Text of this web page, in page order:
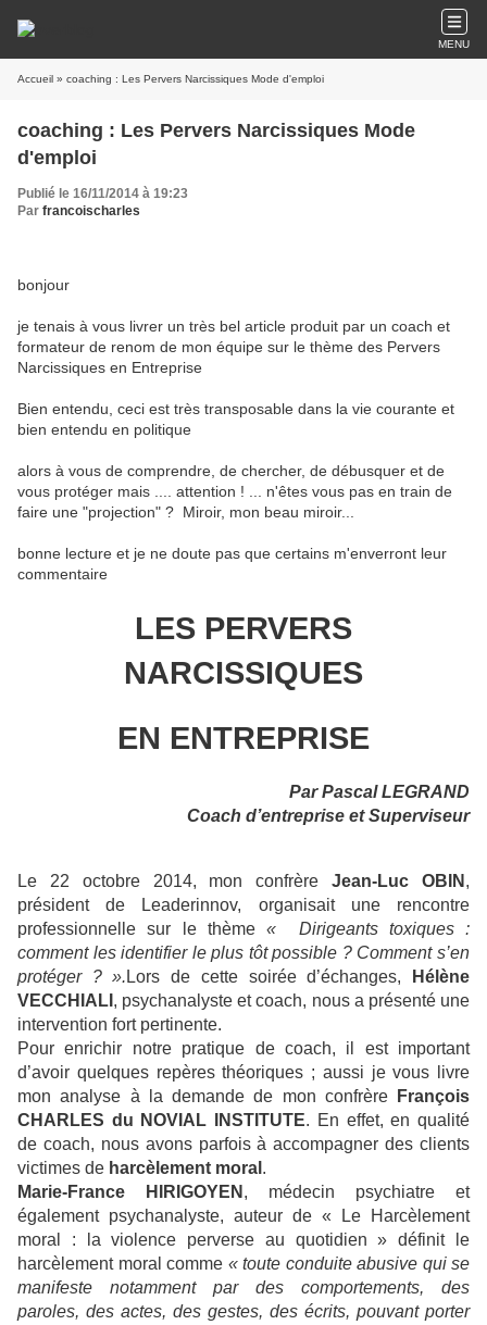
MENU
Accueil » coaching : Les Pervers Narcissiques Mode d'emploi
coaching : Les Pervers Narcissiques Mode
d'emploi
Publié le 16/11/2014 à 19:23
Par francoischarles
bonjour
je tenais à vous livrer un très bel article produit par un coach et
formateur de renom de mon équipe sur le thème des Pervers
Narcissiques en Entreprise
Bien entendu, ceci est très transposable dans la vie courante et
bien entendu en politique
alors à vous de comprendre, de chercher, de débusquer et de
vous protéger mais .... attention ! ... n'êtes vous pas en train de
faire une "projection" ? Miroir, mon beau miroir...
bonne lecture et je ne doute pas que certains m'enverront leur
commentaire
LES PERVERS
NARCISSIQUES
EN ENTREPRISE
Par Pascal LEGRAND
Coach d’entreprise et Superviseur
Le 22 octobre 2014, mon confrère Jean-Luc OBIN ,
président de Leaderinnov, organisait une rencontre
professionnelle sur le thème
« Dirigeants toxiques :
comment les identifier le plus tôt possible ? Comment s’en
protéger ? ». Lors de cette soirée d’échanges,
Hélène
VECCHIALI , psychanalyste et coach, nous a présenté une
intervention fort pertinente.
Pour enrichir notre pratique de coach, il est important
d’avoir quelques repères théoriques ; aussi je vous livre
mon analyse à la demande de mon confrère
François
CHARLES du NOVIAL INSTITUTE. En effet, en qualité
de coach, nous avons parfois à accompagner des clients
victimes de harcèlement moral .
Marie-France HIRIGOYEN , médecin psychiatre et
également psychanalyste, auteur de « Le Harcèlement
moral : la violence perverse au quotidien » définit le
harcèlement moral comme « toute conduite abusive qui se
manifeste notamment par des comportements, des
paroles, des actes, des gestes, des écrits, pouvant porter